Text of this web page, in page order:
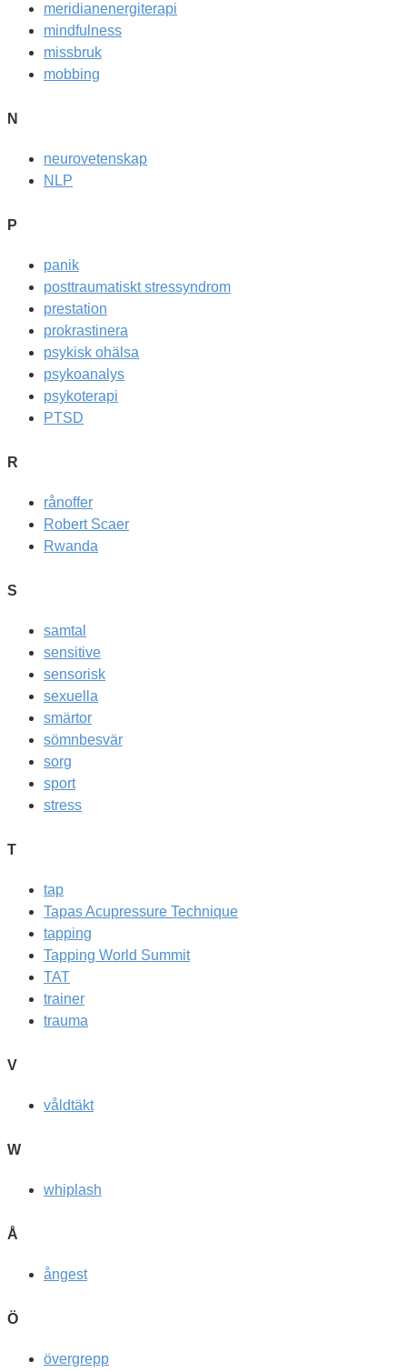
meridianenergiterapi
mindfulness
missbruk
mobbing
N
neurovetenskap
NLP
P
panik
posttraumatiskt stressyndrom
prestation
prokrastinera
psykisk ohälsa
psykoanalys
psykoterapi
PTSD
R
rånoffer
Robert Scaer
Rwanda
S
samtal
sensitive
sensorisk
sexuella
smärtor
sömnbesvär
sorg
sport
stress
T
tap
Tapas Acupressure Technique
tapping
Tapping World Summit
TAT
trainer
trauma
V
våldtäkt
W
whiplash
Å
ångest
Ö
övergrepp